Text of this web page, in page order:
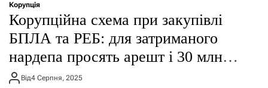
Корупція
Корупційна схема при закупівлі
БПЛА та РЕБ: для затриманого
нардепа просять арешт і 30 млн
застави
Від4 Серпня, 2025